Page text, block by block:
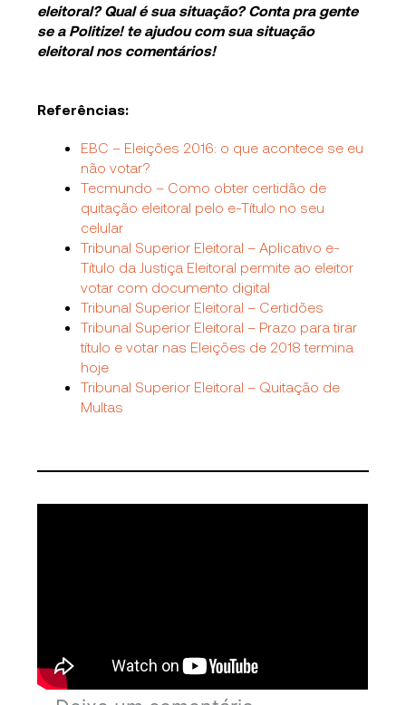
eleitoral? Qual é sua situação? Conta pra gente
se a Politize! te ajudou com sua situação
eleitoral nos comentários!
Referências:
EBC – Eleições 2016: o que acontece se eu
não votar?
Tecmundo – Como obter certidão de
quitação eleitoral pelo e-Título no seu
celular
Tribunal Superior Eleitoral – Aplicativo e-
Título da Justiça Eleitoral permite ao eleitor
votar com documento digital
Tribunal Superior Eleitoral – Certidões
Tribunal Superior Eleitoral – Prazo para tirar
título e votar nas Eleições de 2018 termina
hoje
Tribunal Superior Eleitoral – Quitação de
Multas